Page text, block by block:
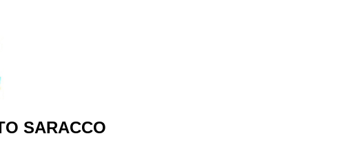
SARACCO